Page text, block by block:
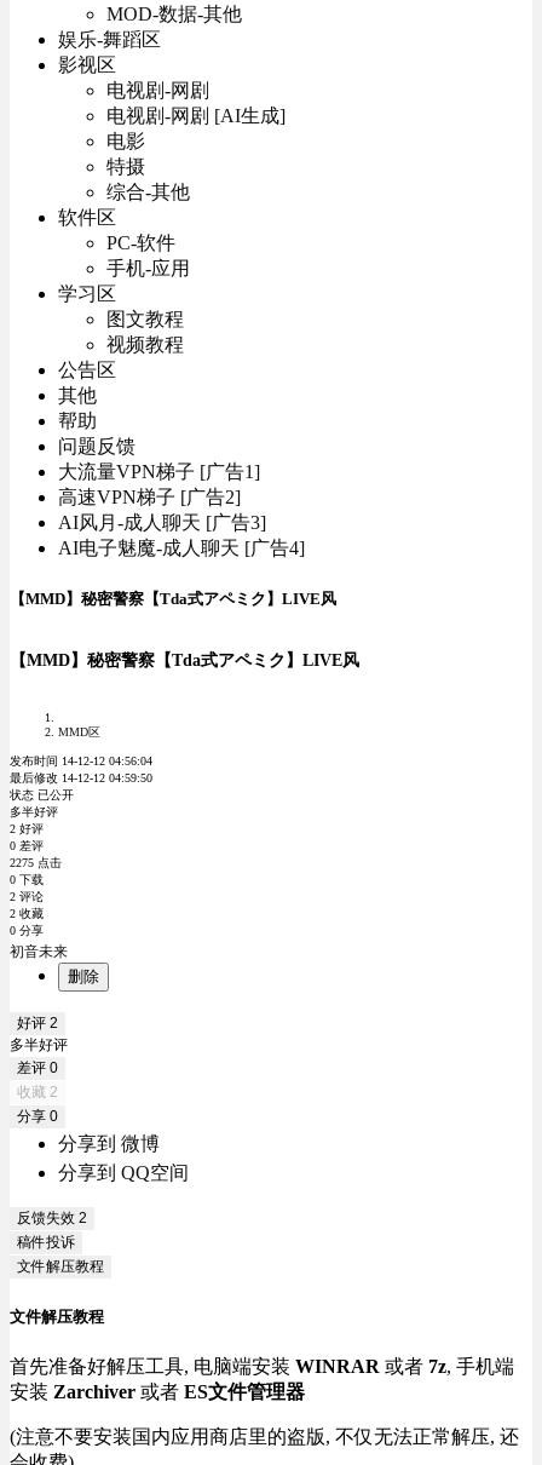
MOD-数据-其他
娱乐-舞蹈区
影视区
电视剧-网剧
电视剧-网剧 [AI生成]
电影
特摄
综合-其他
软件区
PC-软件
手机-应用
学习区
图文教程
视频教程
公告区
其他
帮助
问题反馈
大流量VPN梯子 [广告1]
高速VPN梯子 [广告2]
AI风月-成人聊天 [广告3]
AI电子魅魔-成人聊天 [广告4]
【MMD】秘密警察【Tda式アペミク】LIVE风
【MMD】秘密警察【Tda式アペミク】LIVE风
MMD区
发布时间 14-12-12 04:56:04
最后修改 14-12-12 04:59:50
状态 已公开
多半好评
2 好评
0 差评
2275 点击
0 下载
2 评论
2 收藏
0 分享
初音未来
删除
好评 2
多半好评
差评 0
收藏 2
分享 0
分享到 微博
分享到 QQ空间
反馈失效 2
稿件投诉
文件解压教程
文件解压教程
首先准备好解压工具, 电脑端安装 WINRAR 或者 7z, 手机端
安装 Zarchiver 或者 ES文件管理器
(注意不要安装国内应用商店里的盗版, 不仅无法正常解压, 还